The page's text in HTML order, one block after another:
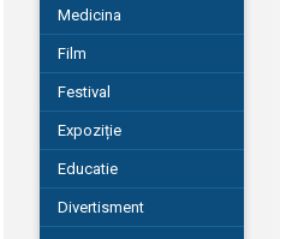
Medicina
Film
Festival
Expoziție
Educatie
Divertisment